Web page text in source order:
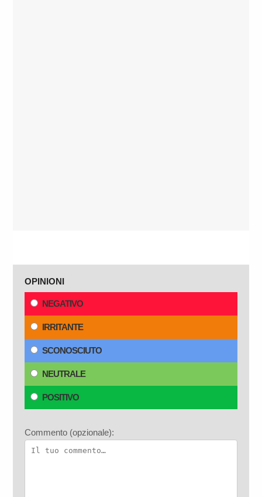
OPINIONI
NEGATIVO
IRRITANTE
SCONOSCIUTO
NEUTRALE
POSITIVO
Commento (opzionale):